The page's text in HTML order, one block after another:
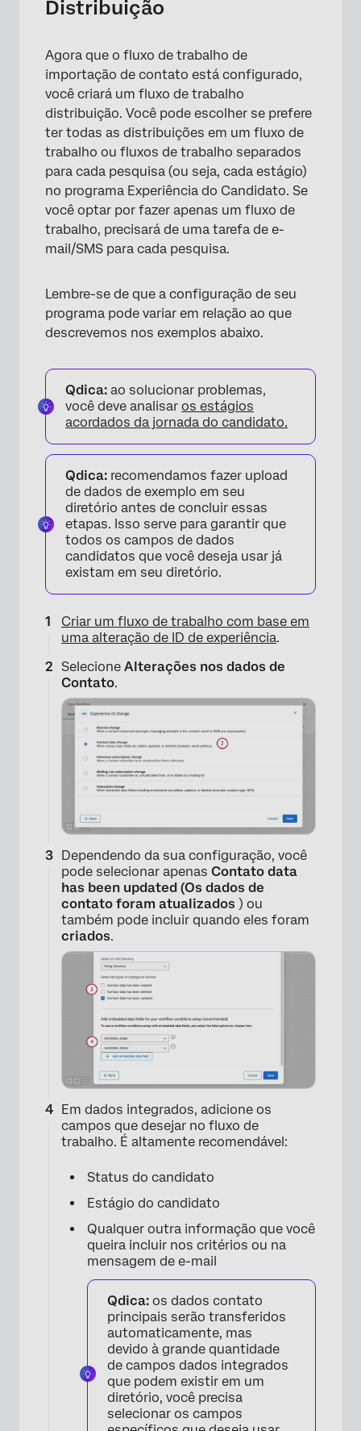
Distribuição
Agora que o fluxo de trabalho de
importação de contato está configurado,
você criará um fluxo de trabalho
distribuição. Você pode escolher se prefere
ter todas as distribuições em um fluxo de
trabalho ou fluxos de trabalho separados
para cada pesquisa (ou seja, cada estágio)
no programa Experiência do Candidato. Se
você optar por fazer apenas um fluxo de
trabalho, precisará de uma tarefa de e-
mail/SMS para cada pesquisa.
Lembre-se de que a configuração de seu
programa pode variar em relação ao que
descrevemos nos exemplos abaixo.
Qdica: ao solucionar problemas,
você deve analisar os estágios
acordados da jornada do candidato.
Qdica: recomendamos fazer upload
de dados de exemplo em seu
diretório antes de concluir essas
etapas. Isso serve para garantir que
todos os campos de dados
candidatos que você deseja usar já
existam em seu diretório.
Criar um fluxo de trabalho com base em
uma alteração de ID de experiência.
Selecione Alterações nos dados de
Contato.
Dependendo da sua configuração, você
pode selecionar apenas Contato data
has been updated (Os dados de
contato foram atualizados ) ou
também pode incluir quando eles foram
criados.
Em dados integrados, adicione os
campos que desejar no fluxo de
trabalho. É altamente recomendável:
Status do candidato
Estágio do candidato
Qualquer outra informação que você
queira incluir nos critérios ou na
mensagem de e-mail
Qdica: os dados contato
principais serão transferidos
automaticamente, mas
devido à grande quantidade
de campos dados integrados
que podem existir em um
diretório, você precisa
selecionar os campos